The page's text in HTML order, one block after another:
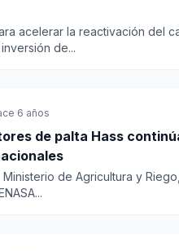
acelerar la reactivación del
de...
6 años
de palta Hass
Ministerio de Agricultura y